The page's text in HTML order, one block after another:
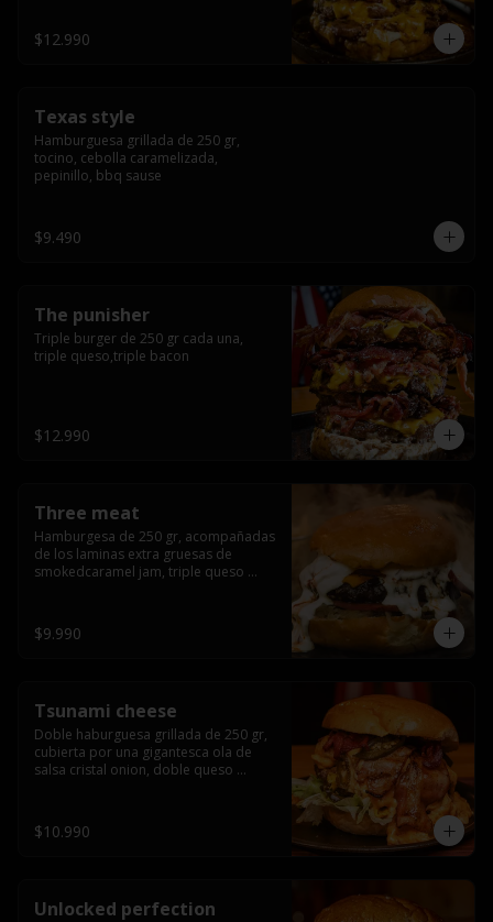
$12.990
Texas style
Hamburguesa grillada de 250 gr,
tocino, cebolla caramelizada,
pepinillo, bbq sause
$9.490
The punisher
Triple burger de 250 gr cada una,
triple queso,triple bacon
$12.990
Three meat
Hamburgesa de 250 gr, acompañadas
de los laminas extra gruesas de
smokedcaramel jam, triple queso
$9.990
Tsunami cheese
Doble haburguesa grillada de 250 gr,
cubierta por una gigantesca ola de
salsa cristal onion, doble queso
grill y los mas ricos jalapeños
jalapeños de todo texas.
$10.990
Unlocked perfection